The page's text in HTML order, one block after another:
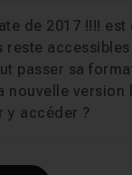
de 2017 !!!! est
reste accessibles
passer sa
nouvelle version
y accéder ?